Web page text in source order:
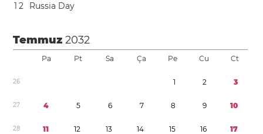
1 2 Russia Day
Temmuz2032
Pa Pt Sa Ça Pe Cu Ct
26 1 2 3
27 4 5 6 7 8 9 10
28 11 12 13 14 15 16 17